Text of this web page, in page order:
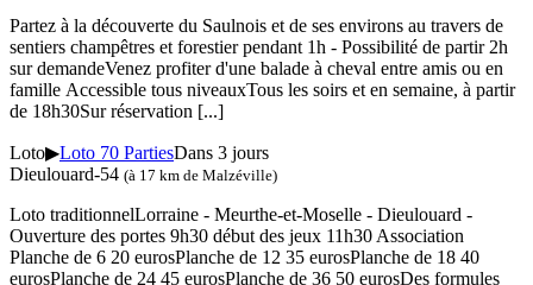
Partez à la découverte du Saulnois et de ses environs au travers de
sentiers champêtres et forestier pendant 1h - Possibilité de partir 2h
sur demandeVenez profiter d'une balade à cheval entre amis ou en
famille Accessible tous niveauxTous les soirs et en semaine, à partir
de 18h30Sur réservation [...]
Loto▶Loto 70 PartiesDans 3 jours
Dieulouard-54 (à 17 km de Malzéville)
Loto traditionnelLorraine - Meurthe-et-Moselle - Dieulouard -
Ouverture des portes 9h30 début des jeux 11h30 Association
Planche de 6 20 eurosPlanche de 12 35 eurosPlanche de 18 40
eurosPlanche de 24 45 eurosPlanche de 36 50 eurosDes formules